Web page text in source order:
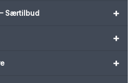
+
Særtilbud
+
+